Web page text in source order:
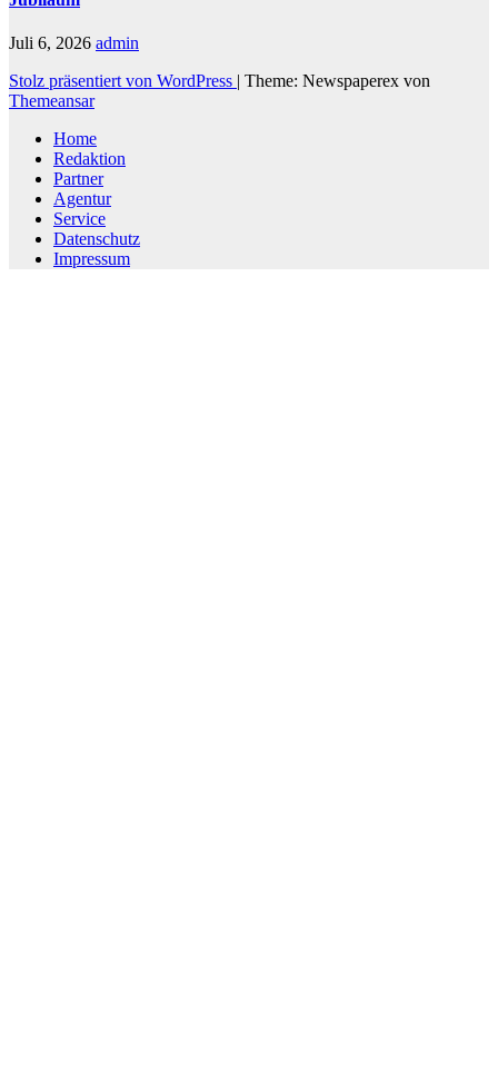
Juli 6, 2026 admin
Stolz präsentiert von WordPress | Theme: Newspaperex von
Themeansar
Home
Redaktion
Partner
Agentur
Service
Datenschutz
Impressum